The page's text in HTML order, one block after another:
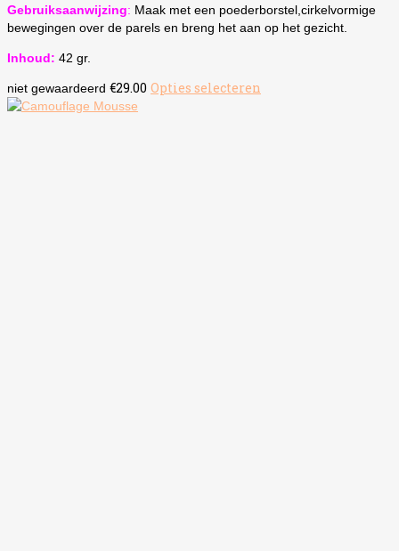
Gebruiksaanwijzing: Maak met een poederborstel,cirkelvormige
bewegingen over de parels en breng het aan op het gezicht.
Inhoud: 42 gr.
niet gewaardeerd €29.00 Opties selecteren